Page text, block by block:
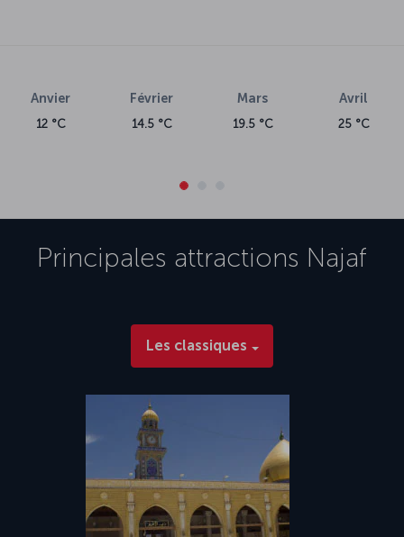
Anvier
12 °C
Février
14.5 °C
Mars
19.5 °C
Avril
25 °C
Principales attractions Najaf
Les classiques